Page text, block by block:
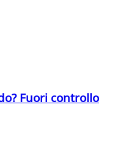
Fuori controllo